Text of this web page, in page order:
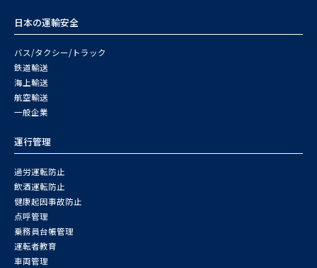
日本の運輸安全
バス/タクシー/トラック
鉄道輸送
海上輸送
航空輸送
一般企業
運行管理
過労運転防止
飲酒運転防止
健康起因事故防止
点呼管理
乗務員台帳管理
運転者教育
車両管理